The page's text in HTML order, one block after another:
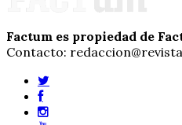
Factum es propiedad de
Contacto: